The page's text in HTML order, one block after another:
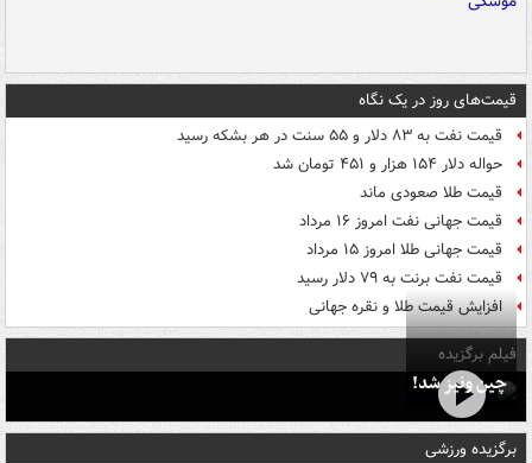
قیمت‌های روز در یک نگاه
قیمت نفت به ۸۳ دلار و ۵۵ سنت در هر بشکه رسید
حواله دلار ۱۵۴ هزار و ۴۵۱ تومان شد
قیمت طلا صعودی ماند
قیمت جهانی نفت امروز ۱۶ مرداد
قیمت جهانی طلا امروز ۱۵ مرداد
قیمت نفت برنت به ۷۹ دلار رسید
افزایش قیمت طلا و نقره جهانی
فیلم برگزیده
چین ونیز شد!
برگزیده ورزشی